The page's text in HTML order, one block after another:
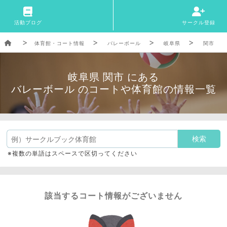
活動ブログ サークル登録
体育館・コート情報 バレーボール 岐阜県 関市
岐阜県 関市 にある
バレーボール のコートや体育館の情報一覧
※複数の単語はスペースで区切ってください
該当するコート情報がございません